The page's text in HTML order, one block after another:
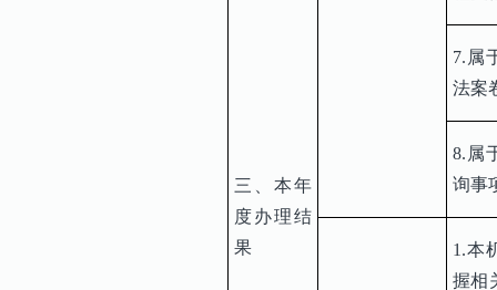
三、本年
度办理结
果
7.属
法案
8.属
询事
1.本
握相